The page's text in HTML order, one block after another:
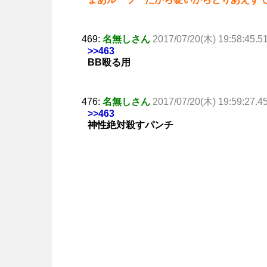
469: 名無しさん 2017/07/20(木)
>>463
BB殴る用
476: 名無しさん 2017/07/20(木)
>>463
神性絶対殺すパンチ